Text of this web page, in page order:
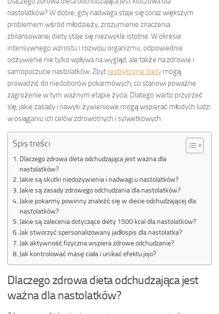
nastolatków? W dobie, gdy nadwaga staje się coraz większym
problemem wśród młodzieży, zrozumienie znaczenia
zbilansowanej diety staje się niezwykle istotne. W okresie
intensywnego wzrostu i rozwoju organizmu, odpowiednie
odżywienie nie tylko wpływa na wygląd, ale także na zdrowie i
samopoczucie nastolatków. Zbyt restrykcyjne diety mogą
prowadzić do niedoborów pokarmowych, co stanowi poważne
zagrożenie w tym ważnym etapie życia. Dlatego warto przyjrzeć
się, jakie zasady i nawyki żywieniowe mogą wspierać młodych ludzi
w osiąganiu ich celów zdrowotnych i sylwetkowych.
Spis treści
Dlaczego zdrowa dieta odchudzająca jest ważna dla
nastolatków?
Jakie są skutki niedożywienia i nadwagi u nastolatków?
Jakie są zasady zdrowego odchudzania dla nastolatków?
Jakie pokarmy powinny znaleźć się w diecie odchudzającej dla
nastolatków?
Jakie są zalecenia dotyczące diety 1500 kcal dla nastolatków?
Jak stworzyć spersonalizowany jadłospis dla nastolatka?
Jak aktywność fizyczna wspiera zdrowe odchudzanie?
Jak kontrolować masę ciała i unikać efektu jojo?
Dlaczego zdrowa dieta odchudzająca jest
ważna dla nastolatków?